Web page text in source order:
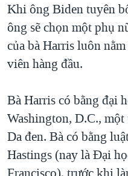
Khi ông Biden tuyên
ông sẽ chọn một phụ
của bà Harris luôn
viên hàng đầu.
Bà Harris có bằng đại
Washington, D.C.,
Da đen. Bà có bằng
Hastings (nay là Đại